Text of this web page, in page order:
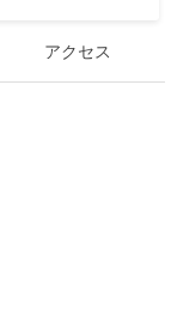
アクセス